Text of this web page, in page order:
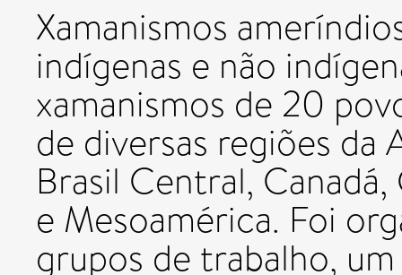
Xamanismos
indígenas e não
xamanismos de 20
de diversas regiões da
Brasil Central,
e Mesoamérica. Foi
grupos de trabalho,